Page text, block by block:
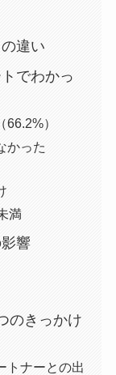
違い
でわかっ
）
かった
満
響
のきっかけ
トナーとの出